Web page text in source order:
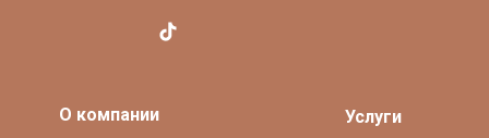
Услуги
О компании